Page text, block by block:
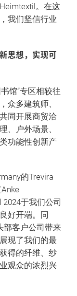
。在这
我们坚信行业
思想，实现可
馆”专区相较往
众多建筑师、
同开展商贸洽
、户外场景、
功能性创新产
的Trevira
于我们公司
好开端。同
部客户公司带来
现了我们的最
得的纤维、纱
观众的浓烈兴